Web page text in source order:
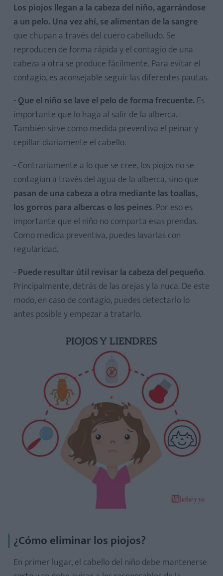
Los piojos llegan a la cabeza del niño, agarrándose
a un pelo. Una vez ahí, se alimentan de la sangre
que chupan a través del cuero cabelludo. Se
reproducen de forma rápida y el contagio de una
cabeza a otra se produce fácilmente. Para evitar el
contagio, es aconsejable seguir las diferentes pautas.
- Que el niño se lave el pelo de forma frecuente. Es
importante que lo haga al salir de la alberca.
También sirve como medida preventiva el peinar y
cepillar diariamente el cabello.
- Contrariamente a lo que se cree, los piojos no se
contagian a través del agua de la alberca, sino que
pasan de una cabeza a otra mediante las toallas,
los gorros para albercas o los peines. Por eso es
importante que el niño no comparta esas prendas.
Como medida preventiva, puedes lavarlas con
regularidad.
- Puede resultar útil revisar la cabeza del pequeño.
Principalmente, detrás de las orejas y la nuca. De este
modo, en caso de contagio, puedes detectarlo lo
antes posible y empezar a tratarlo.
¿Cómo eliminar los piojos?
En primer lugar, el cabello del niño debe mantenerse